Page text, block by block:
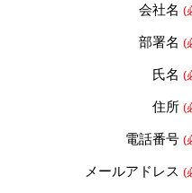
会社名 (
部署名 (
氏名 (
住所 (
電話番号 (
メールアドレス (